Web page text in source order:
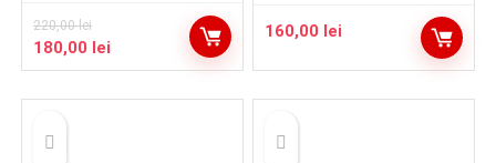
220,00lei
Prețul
inițial
220,00 lei.
180,00 lei
curent
160,00 lei